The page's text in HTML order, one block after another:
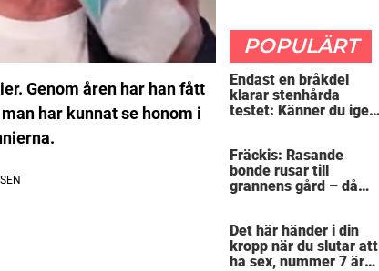
Genom åren har han fått
har kunnat se honom i
POPULÄRT
Endast en bråkdel
klarar stenhårda
testet: Känner du igen
Fräckis: Rasande
bonde rusar till
grannens gård – då
mållös
Det här händer i din
kropp när du slutar att
ha sex, nummer 7 är